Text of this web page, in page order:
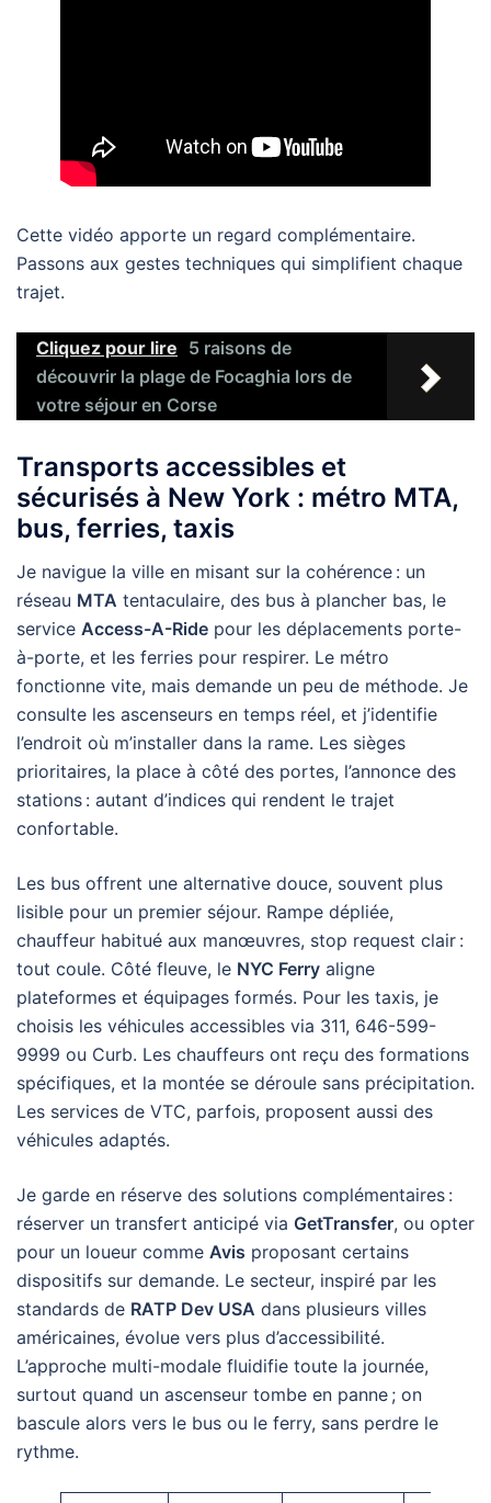
Cette vidéo apporte un regard complémentaire.
Passons aux gestes techniques qui simplifient chaque
trajet.
Cliquez pour lire 5 raisons de
découvrir la plage de Focaghia lors de
votre séjour en Corse
Transports accessibles et
sécurisés à New York : métro MTA,
bus, ferries, taxis
Je navigue la ville en misant sur la cohérence : un
réseau MTA tentaculaire, des bus à plancher bas, le
service Access-A-Ride pour les déplacements porte-
à-porte, et les ferries pour respirer. Le métro
fonctionne vite, mais demande un peu de méthode. Je
consulte les ascenseurs en temps réel, et j’identifie
l’endroit où m’installer dans la rame. Les sièges
prioritaires, la place à côté des portes, l’annonce des
stations : autant d’indices qui rendent le trajet
confortable.
Les bus offrent une alternative douce, souvent plus
lisible pour un premier séjour. Rampe dépliée,
chauffeur habitué aux manœuvres, stop request clair :
tout coule. Côté fleuve, le NYC Ferry aligne
plateformes et équipages formés. Pour les taxis, je
choisis les véhicules accessibles via 311, 646-599-
9999 ou Curb. Les chauffeurs ont reçu des formations
spécifiques, et la montée se déroule sans précipitation.
Les services de VTC, parfois, proposent aussi des
véhicules adaptés.
Je garde en réserve des solutions complémentaires :
réserver un transfert anticipé via GetTransfer, ou opter
pour un loueur comme Avis proposant certains
dispositifs sur demande. Le secteur, inspiré par les
standards de RATP Dev USA dans plusieurs villes
américaines, évolue vers plus d’accessibilité.
L’approche multi-modale fluidifie toute la journée,
surtout quand un ascenseur tombe en panne ; on
bascule alors vers le bus ou le ferry, sans perdre le
rythme.